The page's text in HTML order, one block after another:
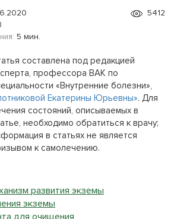
5 мин.
5412
составлена под редакцией
профессора ВАК по
«Внутренние болезни»,
Екатерины Юрьевны». Для
состояний, описываемых в
необходимо обратиться к врачу;
в статьях не является
к самолечению.
развития экземы
экземы
для очищения